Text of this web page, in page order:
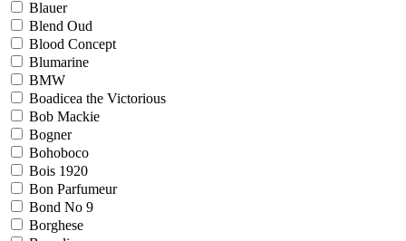
Blauer
Blend Oud
Blood Concept
Blumarine
BMW
Boadicea the Victorious
Bob Mackie
Bogner
Bohoboco
Bois 1920
Bon Parfumeur
Bond No 9
Borghese